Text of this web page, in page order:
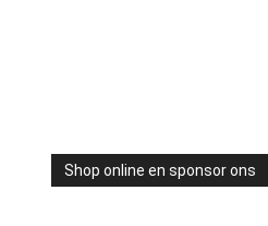
Shop online en sponsor ons